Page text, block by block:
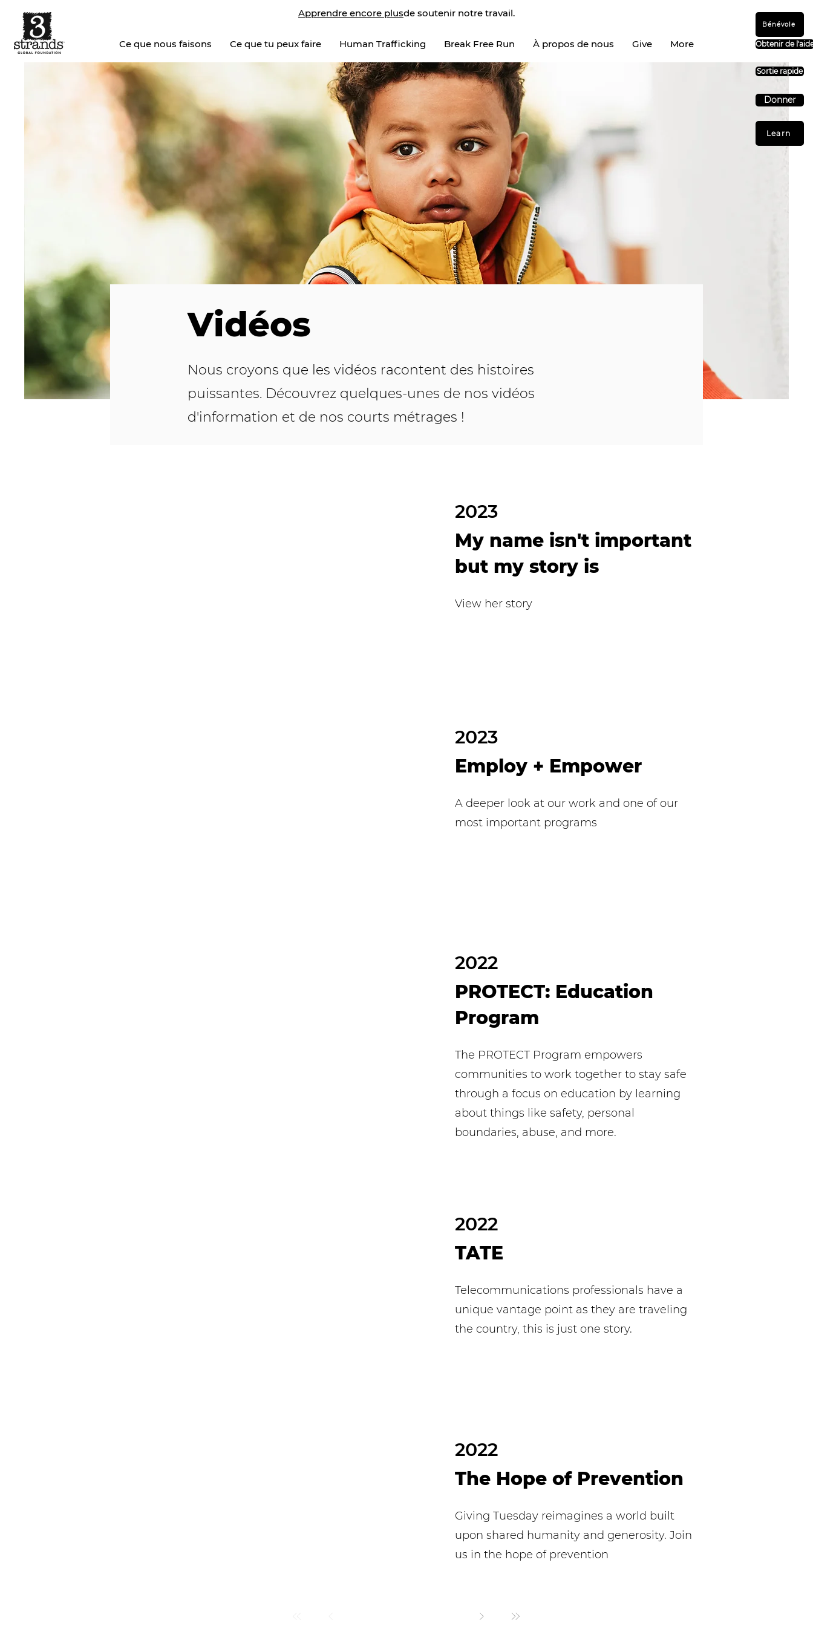
Learn
Sortie rapide
Obtenir de
Donner
Bénévole
Apprendre encore plusde soutenir notre travail.
Ce que nous faisons Ce que tu peux faire Human Trafficking Break Free Run À propos de nous Give More
Vidéos
Nous croyons que les vidéos racontent des histoires
puissantes. Découvrez quelques-unes de nos vidéos
d'information et de nos courts métrages !
2023
My name isn't important
but my story is
View her story
2023
Employ + Empower
A deeper look at our work and one of our
most important programs
2022
PROTECT: Education
Program
The PROTECT Program empowers
communities to work together to stay safe
through a focus on education by learning
about things like safety, personal
boundaries, abuse, and more.
2022
TATE
Telecommunications professionals have a
unique vantage point as they are traveling
the country, this is just one story.
2022
The Hope of Prevention
Giving Tuesday reimagines a world built
upon shared humanity and generosity. Join
us in the hope of prevention